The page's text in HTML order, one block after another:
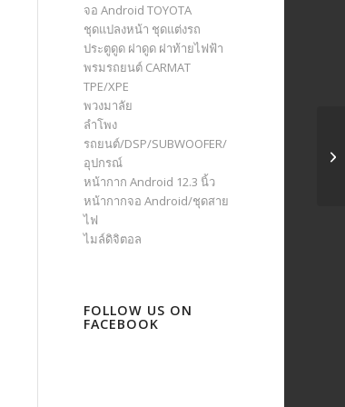
จอ Android TOYOTA
ชุดแปลงหน้า ชุดแต่งรถ
ประตูดูด ฝาดูด ฝาท้ายไฟฟ้า
พรมรถยนต์ CARMAT
TPE/XPE
พวงมาลัย
ลำโพง
รถยนต์/DSP/SUBWOOFER/
อุปกรณ์
หน้ากาก Android 12.3 นิ้ว
หน้ากากจอ Android/ชุดสาย
ไฟ
ไมล์ดิจิตอล
FOLLOW US ON
FACEBOOK